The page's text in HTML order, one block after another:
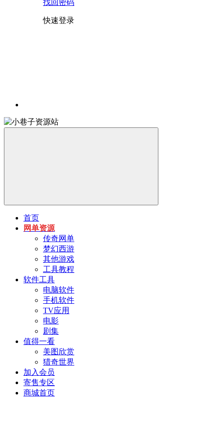
找回密码
快速登录
首页
网单资源
传奇网单
梦幻西游
其他游戏
工具教程
软件工具
电脑软件
手机软件
TV应用
电影
剧集
值得一看
美图欣赏
猎奇世界
加入会员
寄售专区
商城首页